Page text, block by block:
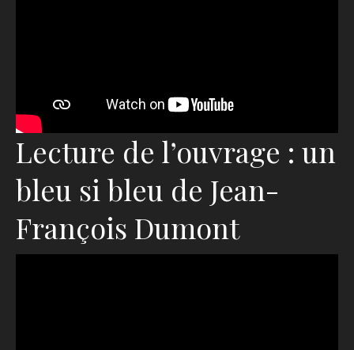
Lecture de l’ouvrage : un
bleu si bleu de Jean-
François Dumont